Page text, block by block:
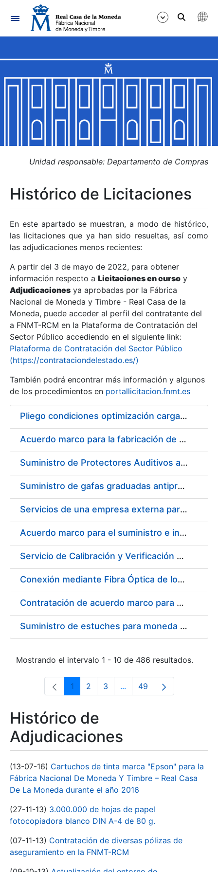
Navegación
Mostrar/Ocultar
Mostrar/Ocultar
Mostrar/Ocultar
Mostrar/Ocultar
Mostrar/Ocultar
Mostrar/Ocultar
Unidad responsable: Departamento de Compras
Histórico de Licitaciones
En este apartado se muestran, a modo de histórico,
las licitaciones que ya han sido resueltas, así como
las adjudicaciones menos recientes:
A partir del 3 de mayo de 2022, para obtener
información respecto a Licitaciones en curso y
Adjudicaciones ya aprobadas por la Fábrica
Nacional de Moneda y Timbre - Real Casa de la
Moneda, puede acceder al perfil del contratante del
a FNMT-RCM en la Plataforma de Contratación del
Sector Público accediendo en el siguiente link:
Plataforma de Contratación del Sector Público
(https://contrataciondelestado.es/)
También podrá encontrar más información y algunos
de los procedimientos en portallicitacion.fnmt.es
Pliego condiciones optimización cargas compras firmado
Acuerdo marco para la fabricación de piezas
Suministro de Protectores Auditivos a medida para las personas trabajadoras de los Centros de Trabajo de Madrid y Burgos
Suministro de gafas graduadas antiproyecciones para los trabajadores de la FNMT-RCM en los centros de trabajo de Madrid y Burgos
Servicios de una empresa externa para el asesoramiento y resolución de los recursos de alzada que se presentan relacionados con procesos de selección para la FNMT-RCM
Acuerdo marco para el suministro e instalación de persianas, estores y otros complementos
Servicio de Calibración y Verificación Externa de los Equipos de Medición del Servicio de Prevención de la FNMT-RCM
Conexión mediante Fibra Óptica de los Centros de Proceso de Datos (CPDs) de las sedes de la FNMT-RCM de Burgos y Madrid
Contratación de acuerdo marco para el Suministro de Material de Electricidad para la Fábrica Nacional de Moneda y Timbre-Real Casa de la Moneda en su centro de trabajo de Burgos
Suministro de estuches para moneda de 30 €
Mostrando el intervalo 1 - 10 de 486 resultados.
Página
1 Página
2 Página
3 ...Páginas intermedias Use
Página
49
Histórico de
Adjudicaciones
(13-07-16) Cartuchos de tinta marca "Epson" para la
Fábrica Nacional De Moneda Y Timbre – Real Casa
De La Moneda durante el año 2016
(27-11-13) 3.000.000 de hojas de papel
fotocopiadora blanco DIN A-4 de 80 g.
(07-11-13) Contratación de diversas pólizas de
aseguramiento en la FNMT-RCM